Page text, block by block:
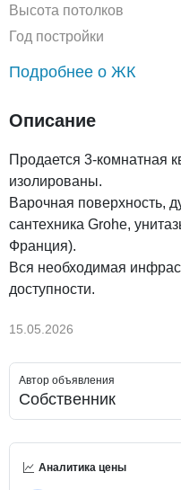
Высота потолков
Год постройки
Подробнее о ЖК
Описание
Продается 3-комнатная
изолированы.
Варочная поверхность,
сантехника Grohe,
Франция).
Вся необходимая
доступности.
15.05.2026
Автор объявления
Собственник
Аналитика цены